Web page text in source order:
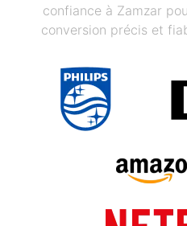
confiance à Zamzar
conversion précis et